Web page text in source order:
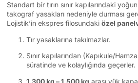
Standart bir tırın sınır kapılarındaki
takograf yasakları nedeniyle durması
Lojistik’in ekspres filosundaki özel
Tır yasaklarına takılmazlar.
Sınır kapılarından (Kapıkule/
süratinde ve kolaylığında geçerler.
1.300 kg – 1.500 kg arası yük